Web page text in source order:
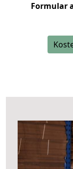
Formular